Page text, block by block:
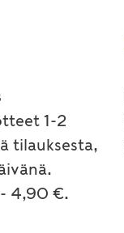
1-2
tilauksesta,
4,90 €.